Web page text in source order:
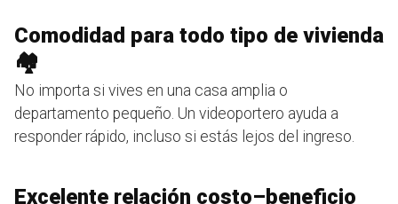
Comodidad para todo tipo de vivienda
🏘️
No importa si vives en una casa amplia o
departamento pequeño. Un videoportero ayuda a
responder rápido, incluso si estás lejos del ingreso.
Excelente relación costo–beneficio